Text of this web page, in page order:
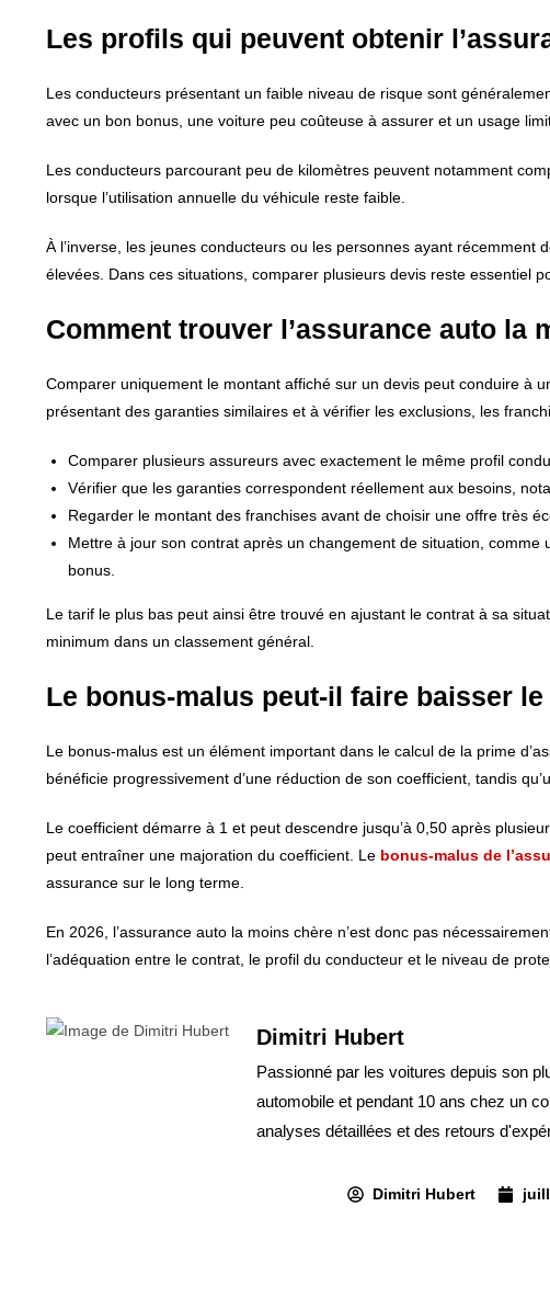
Les profils qui peuvent obtenir
Les conducteurs présentant un faible niveau de risque sont
avec un bon bonus, une voiture peu coûteuse à assurer et un usage
Les conducteurs parcourant peu de kilomètres peuvent notamment
lorsque l’utilisation annuelle du véhicule reste faible.
À l’inverse, les jeunes conducteurs ou les personnes ayant
élevées. Dans ces situations, comparer plusieurs devis reste essentiel
Comment trouver l’assurance auto la
Comparer uniquement le montant affiché sur un devis peut conduire à
présentant des garanties similaires et à vérifier les exclusions, les
Comparer plusieurs assureurs avec exactement le même profil
Vérifier que les garanties correspondent réellement aux besoins,
Regarder le montant des franchises avant de choisir une offre très
Mettre à jour son contrat après un changement de situation,
bonus.
Le tarif le plus bas peut ainsi être trouvé en ajustant le contrat à sa
minimum dans un classement général.
Le bonus-malus peut-il faire baisser
Le bonus-malus est un élément important dans le calcul de la prime
bénéficie progressivement d’une réduction de son coefficient, tandis
Le coefficient démarre à 1 et peut descendre jusqu’à 0,50 après
peut entraîner une majoration du coefficient. Le bonus-malus de
assurance sur le long terme.
En 2026, l’assurance auto la moins chère n’est donc pas
l’adéquation entre le contrat, le profil du conducteur et le niveau de
Dimitri Hubert
Passionné par les voitures depuis son
automobile et pendant 10 ans chez un
analyses détaillées et des retours
Dimitri Hubert